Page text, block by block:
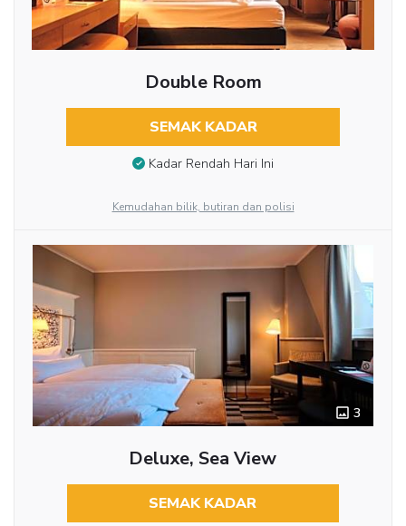
Double Room
SEMAK KADAR
Kadar Rendah Hari Ini
Kemudahan bilik, butiran dan polisi
3
Deluxe, Sea View
SEMAK KADAR